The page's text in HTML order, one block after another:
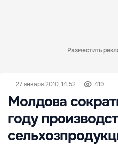
Разместить
27 января 2010, 14:52 419
Молдова
году